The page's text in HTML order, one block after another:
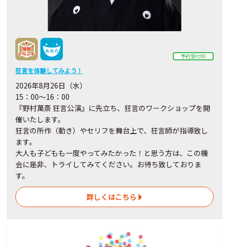
予約受付中
狂言を体験してみよう！
2026年8月26日（水）
15：00～16：00
『野村萬斎 狂言公演』に先立ち、狂言のワークショップを開
催いたします。
狂言の所作（動き）やセリフを舞台上で、狂言師が指導致し
ます。
大人も子どもも一度やってみたかった！と思う方は、この機
会に是非、トライしてみてください。お待ち致しておりま
す。
詳しくはこちら